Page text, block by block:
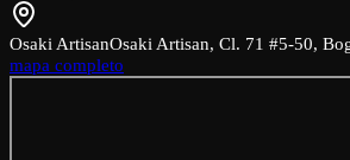
Osaki ArtisanOsaki Artisan, Cl. 71 #5-50,
mapa completo